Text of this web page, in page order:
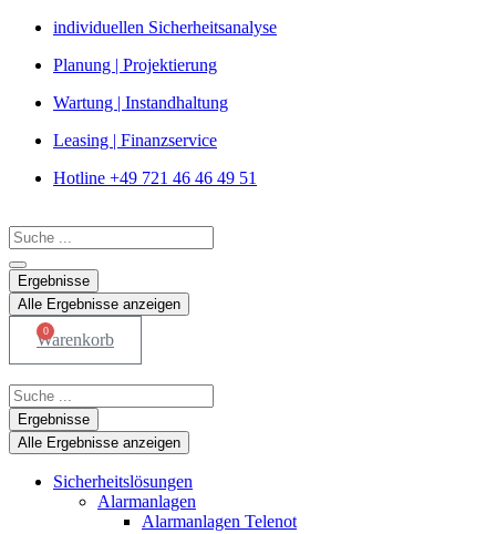
Zum
springen
individuellen Sicherheitsanalyse
Planung | Projektierung
Wartung | Instandhaltung
Leasing | Finanzservice
Hotline +49 721 46 46 49 51
Search
...
Ergebnisse
Alle Ergebnisse anzeigen
0
Warenkorb
Search
...Ergebnisse
Alle Ergebnisse anzeigen
Sicherheitslösungen
Alarmanlagen
Alarmanlagen Telenot